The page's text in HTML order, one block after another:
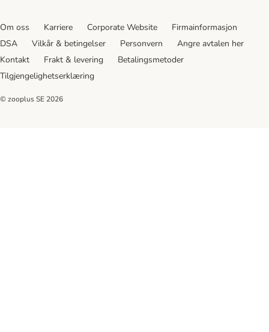
Om oss Karriere Corporate Website
Firmainformasjon
DSA
Vilkår & betingelser Personvern
Angre avtalen her
Kontakt
Frakt & levering
Betalingsmetoder
Tilgjengelighetserklæring
© zooplus SE 2026